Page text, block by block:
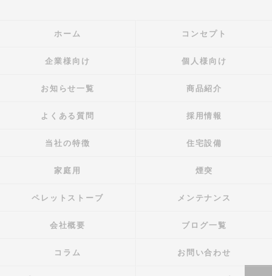
ホーム コンセプト
企業様向け 個人様向け
お知らせ一覧 商品紹介
よくある質問 採用情報
当社の特徴 住宅設備
家庭用 煙突
ペレットストーブ メンテナンス
会社概要 ブログ一覧
コラム お問い合わせ